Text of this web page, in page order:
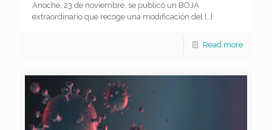
Anoche, 23 de noviembre, se publicó un BOJA
extraordinario que recoge una modificación del […]
Read more